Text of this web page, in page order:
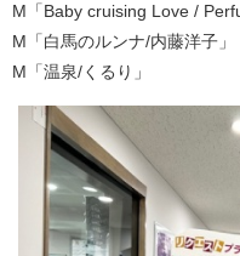
M「Baby cruising Love /
M「白馬のルンナ/内藤洋子」
M「温泉/くるり」